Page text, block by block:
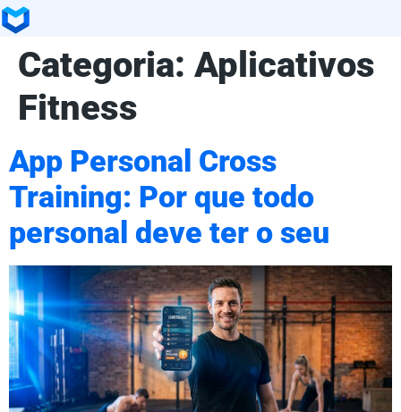
Categoria: Aplicativos
Fitness
App Personal Cross
Training: Por que todo
personal deve ter o seu